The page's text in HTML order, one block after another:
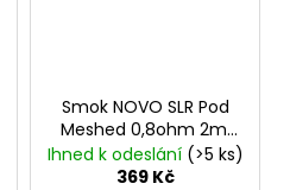
Smok NOVO SLR Pod
Meshed 0,8ohm 2ml
3ks
Ihned k odeslání (>5 ks)
369 Kč